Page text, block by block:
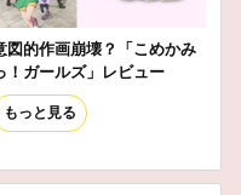
図的作画崩壊？「こめかみ
！ガールズ」レビュー
もっと見る